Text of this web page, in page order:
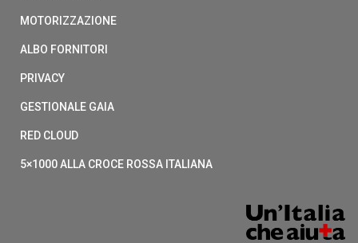
MOTORIZZAZIONE
ALBO FORNITORI
PRIVACY
GESTIONALE GAIA
RED CLOUD
5×1000 ALLA CROCE ROSSA ITALIANA